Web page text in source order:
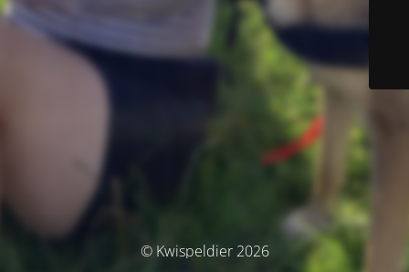
© Kwispeldier 2026